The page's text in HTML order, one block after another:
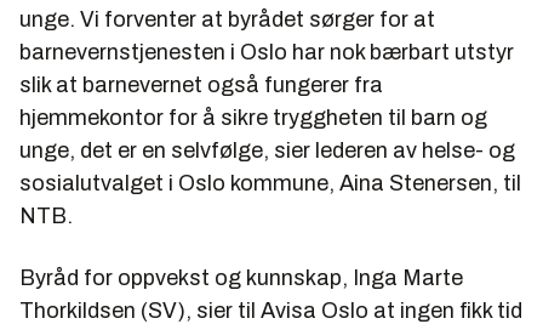
unge. Vi forventer at byrådet sørger for at
barnevernstjenesten i Oslo har nok bærbart utstyr
slik at barnevernet også fungerer fra
hjemmekontor for å sikre tryggheten til barn og
unge, det er en selvfølge, sier lederen av helse- og
sosialutvalget i Oslo kommune, Aina Stenersen, til
NTB.
Byråd for oppvekst og kunnskap, Inga Marte
Thorkildsen (SV), sier til Avisa Oslo at ingen fikk tid